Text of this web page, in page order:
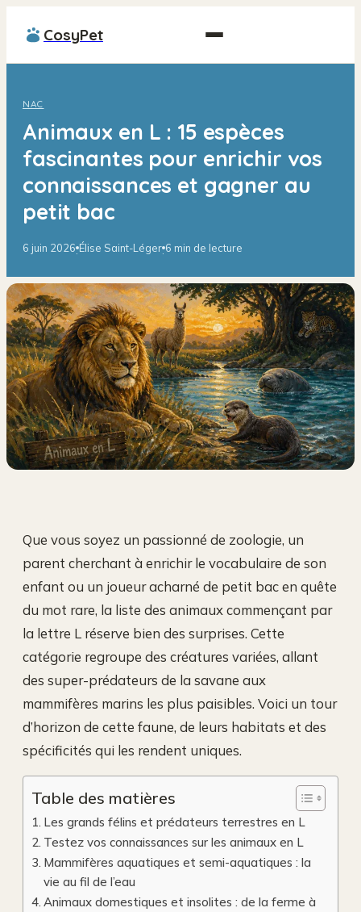
CosyPet
NAC
Animaux en L : 15 espèces
fascinantes pour enrichir vos
connaissances et gagner au
petit bac
6 juin 2026·Élise Saint-Léger·6 min de lecture
Que vous soyez un passionné de zoologie, un
parent cherchant à enrichir le vocabulaire de son
enfant ou un joueur acharné de petit bac en quête
du mot rare, la liste des animaux commençant par
la lettre L réserve bien des surprises. Cette
catégorie regroupe des créatures variées, allant
des super-prédateurs de la savane aux
mammifères marins les plus paisibles. Voici un tour
d’horizon de cette faune, de leurs habitats et des
spécificités qui les rendent uniques.
Table des matières
Les grands félins et prédateurs terrestres en L
Testez vos connaissances sur les animaux en L
Mammifères aquatiques et semi-aquatiques : la
vie au fil de l’eau
Animaux domestiques et insolites : de la ferme à